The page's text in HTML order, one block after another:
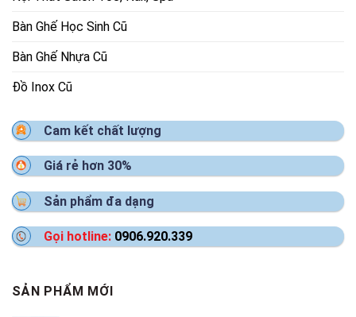
Bàn Ghế Học Sinh Cũ
Bàn Ghế Nhựa Cũ
Đồ Inox Cũ
Cam kết chất lượng
Giá rẻ hơn 30%
Sản phẩm đa dạng
Gọi hotline: 0906.920.339
SẢN PHẨM MỚI